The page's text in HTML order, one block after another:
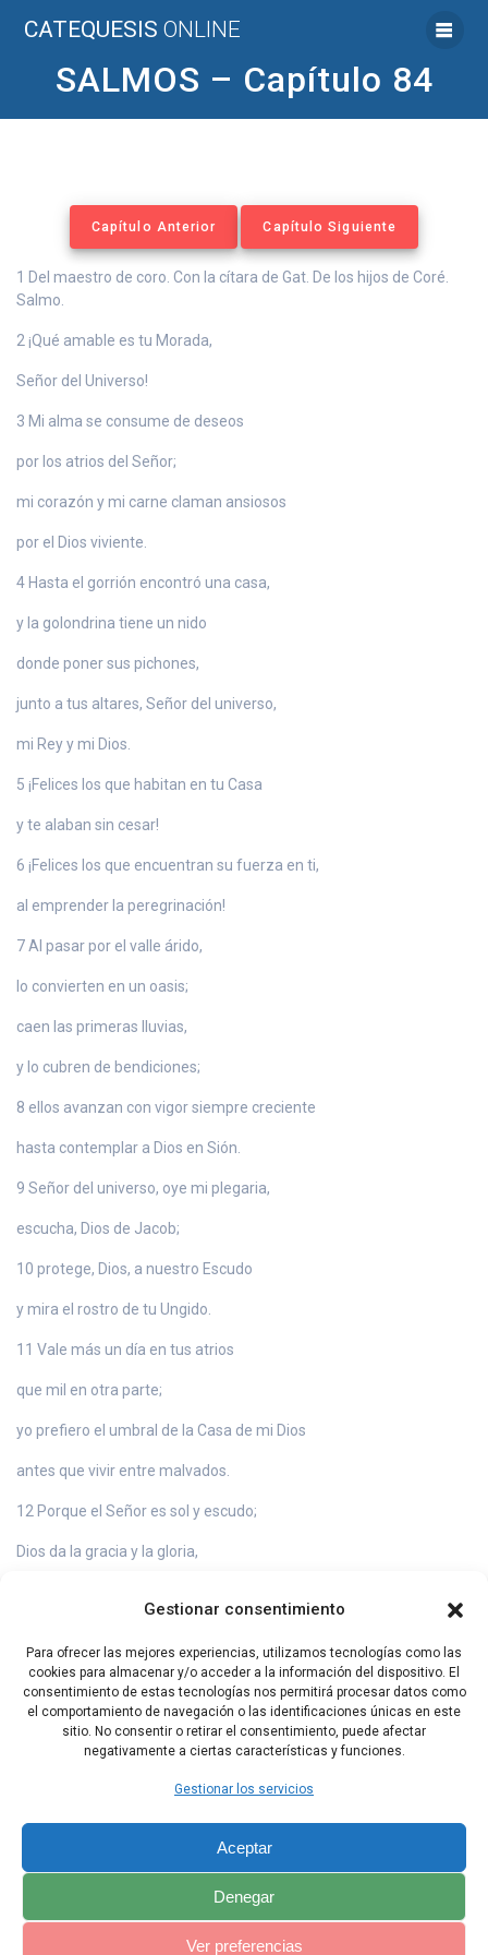
Gestionar consentimiento
Para ofrecer las mejores experiencias, utilizamos tecnologías como las
cookies para almacenar y/o acceder a la información del dispositivo. El
consentimiento de estas tecnologías nos permitirá procesar datos como
el comportamiento de navegación o las identificaciones únicas en este
sitio. No consentir o retirar el consentimiento, puede afectar
negativamente a ciertas características y funciones.
Gestionar los servicios
Aceptar
Denegar
Ver preferencias
CATEQUESIS ONLINE
SALMOS – Capítulo 84
Capítulo Anterior Capítulo Siguiente
1 Del maestro de coro. Con la cítara de Gat. De los hijos de Coré.
Salmo.
2 ¡Qué amable es tu Morada,
Señor del Universo!
3 Mi alma se consume de deseos
por los atrios del Señor;
mi corazón y mi carne claman ansiosos
por el Dios viviente.
4 Hasta el gorrión encontró una casa,
y la golondrina tiene un nido
donde poner sus pichones,
junto a tus altares, Señor del universo,
mi Rey y mi Dios.
5 ¡Felices los que habitan en tu Casa
y te alaban sin cesar!
6 ¡Felices los que encuentran su fuerza en ti,
al emprender la peregrinación!
7 Al pasar por el valle árido,
lo convierten en un oasis;
caen las primeras lluvias,
y lo cubren de bendiciones;
8 ellos avanzan con vigor siempre creciente
hasta contemplar a Dios en Sión.
9 Señor del universo, oye mi plegaria,
escucha, Dios de Jacob;
10 protege, Dios, a nuestro Escudo
y mira el rostro de tu Ungido.
11 Vale más un día en tus atrios
que mil en otra parte;
yo prefiero el umbral de la Casa de mi Dios
antes que vivir entre malvados.
12 Porque el Señor es sol y escudo;
Dios da la gracia y la gloria,
13 ¡Señor del universo,
feliz el hombre que confía en ti!
Capítulo Anterior Capítulo Siguiente